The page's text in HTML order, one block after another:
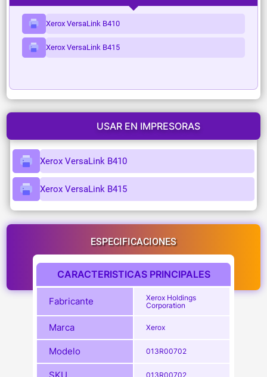
Xerox VersaLink B410
Xerox VersaLink B415
USAR EN IMPRESORAS
Xerox VersaLink B410
Xerox VersaLink B415
ESPECIFICACIONES
CARACTERISTICAS PRINCIPALES
Fabricante
Xerox Holdings
Corporation
Marca Xerox
Modelo 013R00702
013R00702